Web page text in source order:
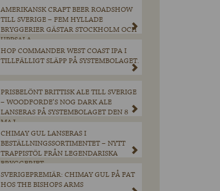
AMERIKANSK CRAFT BEER ROADSHOW
TILL SVERIGE – FEM HYLLADE
BRYGGERIER GÄSTAR STOCKHOLM OCH
UPPSALA
HOP COMMANDER WEST COAST IPA I
TILLFÄLLIGT SLÄPP PÅ SYSTEMBOLAGET.
PRISBELÖNT BRITTISK ALE TILL SVERIGE
– WOODFORDE’S NOG DARK ALE
LANSERAS PÅ SYSTEMBOLAGET DEN 8
MAJ.
CHIMAY GUL LANSERAS I
BESTÄLLNINGSSORTIMENTET – NYTT
TRAPPISTÖL FRÅN LEGENDARISKA
BRYGGERIET
SVERIGEPREMIÄR: CHIMAY GUL PÅ FAT
HOS THE BISHOPS ARMS